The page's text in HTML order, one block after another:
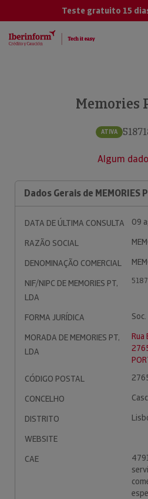
Teste gratuito 15
Memories
ATIVA
Algum
Dados Gerais de MEMORIES
DATA DE ÚLTIMA CONSULTA
09
RAZÃO SOCIAL
DENOMINAÇÃO COMERCIAL
NIF/NIPC DE MEMORIES PT,
LDA
FORMA JURÍDICA
MORADA DE MEMORIES PT,
LDA
Rua
CÓDIGO POSTAL
CONCELHO
DISTRITO
WEBSITE
CAE